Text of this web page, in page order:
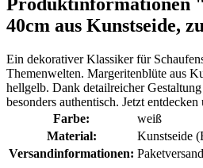
40cm aus Kunstseide,
Ein dekorativer Klassiker für
Themenwelten. Margeritenblüte aus
hellgelb. Dank detailreicher
besonders authentisch. Jetzt
Farbe:
weiß
Material:
Kunstseide
Versandinformationen: Paketversand